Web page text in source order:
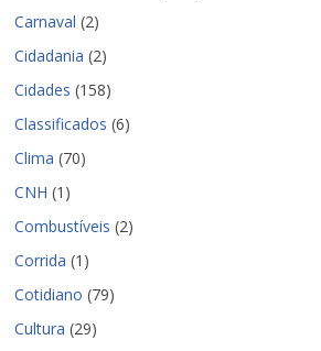
Carnaval (2)
Cidadania (2)
Cidades (158)
Classificados (6)
Clima (70)
CNH (1)
Combustíveis (2)
Corrida (1)
Cotidiano (79)
Cultura (29)